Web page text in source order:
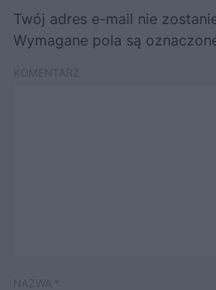
Twój adres e-mail nie
Wymagane pola są